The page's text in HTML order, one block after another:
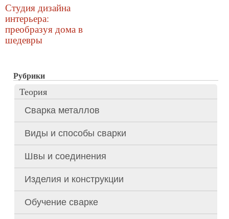
Студия дизайна
интерьера:
преобразуя дома в
шедевры
Рубрики
Теория
Сварка металлов
Виды и способы сварки
Швы и соединения
Изделия и конструкции
Обучение сварке